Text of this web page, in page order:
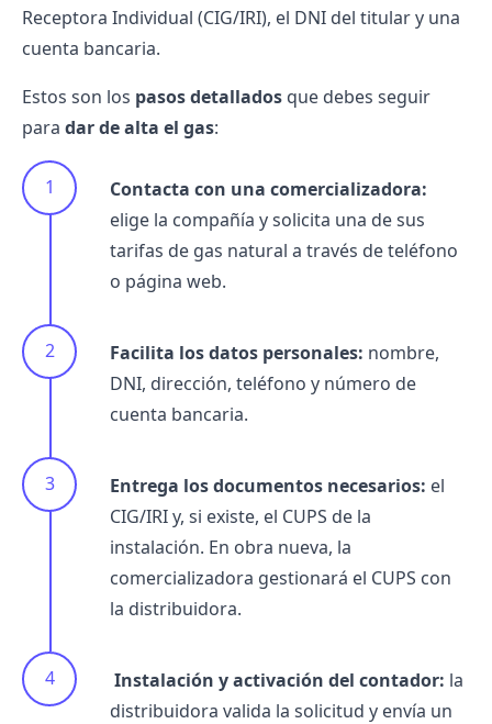
Receptora Individual (CIG/IRI), el DNI del titular y una
cuenta bancaria.
Estos son los pasos detallados que debes seguir
para dar de alta el gas:
Contacta con una comercializadora:
elige la compañía y solicita una de sus
tarifas de gas natural a través de teléfono
o página web.
Facilita los datos personales: nombre,
DNI, dirección, teléfono y número de
cuenta bancaria.
Entrega los documentos necesarios: el
CIG/IRI y, si existe, el CUPS de la
instalación. En obra nueva, la
comercializadora gestionará el CUPS con
la distribuidora.
‍ Instalación y activación del contador: la
distribuidora valida la solicitud y envía un